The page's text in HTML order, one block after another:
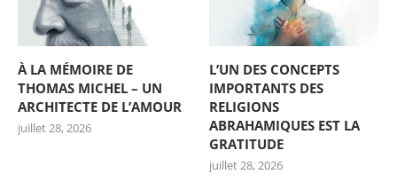
À LA MÉMOIRE DE
THOMAS MICHEL – UN
ARCHITECTE DE L’AMOUR
juillet 28, 2026
L’UN DES CONCEPTS
IMPORTANTS DES
RELIGIONS
ABRAHAMIQUES EST LA
GRATITUDE
juillet 28, 2026